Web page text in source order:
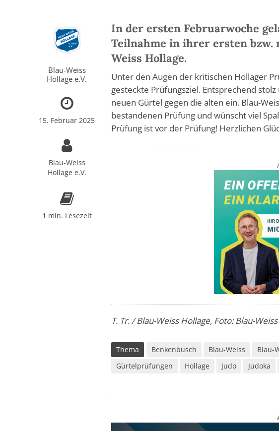
Blau-Weiss
Hollage e.V.
15. Februar 2025
Blau-Weiss
Hollage e.V.
1 min. Lesezeit
In der ersten Februarwoche
Teilnahme in ihrer ersten
Weiss Hollage.
Unter den Augen der kritischen Hollager
gesteckte Prüfungsziel. Entsprechend
neuen Gürtel gegen die alten ein. Blau-
bestandenen Prüfung und wünscht viel
Prüfung ist vor der Prüfung! Herzlichen
T. Tr. / Blau-Weiss Hollage, Foto: Blau-
Thema Benkenbusch Blau-Weiss Blau-
Gürtelprüfungen
Hollage Judo Judoka